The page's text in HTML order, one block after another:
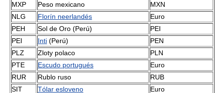
MXP
Peso mexicano
MXN
NLG
Florín neerlandés
Euro
PEH
Sol de Oro (Perú)
PEI
PEI
Inti (Perú)
PEN
PLZ
Zloty polaco
PLN
PTE
Escudo portugués
Euro
RUR
Rublo ruso
RUB
SIT
Tólar esloveno Euro